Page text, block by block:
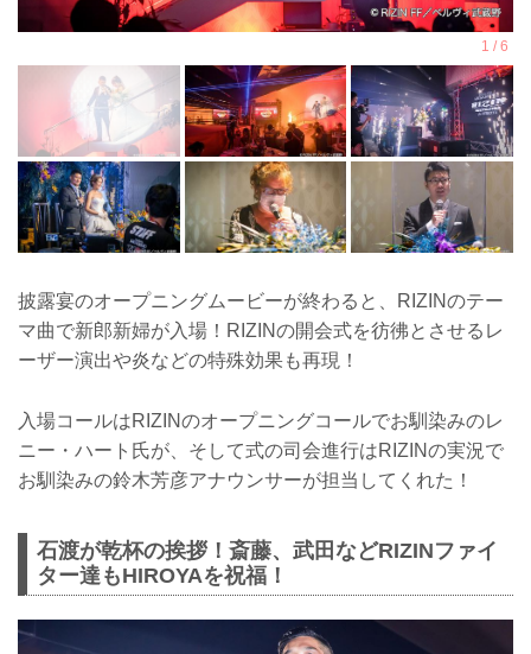
披露宴のオープニングムービーが終わると、RIZINのテー
マ曲で新郎新婦が入場！RIZINの開会式を彷彿とさせるレ
ーザー演出や炎などの特殊効果も再現！
入場コールはRIZINのオープニングコールでお馴染みのレ
ニー・ハート氏が、そして式の司会進行はRIZINの実況で
お馴染みの鈴木芳彦アナウンサーが担当してくれた！
石渡が乾杯の挨拶！斎藤、武田などRIZINファイ
ター達もHIROYAを祝福！